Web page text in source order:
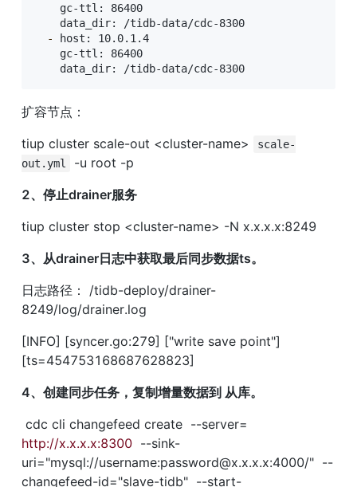
    gc-ttl: 86400
    data_dir: /tidb-data/cdc-8300
-
host: 10.0.1.4
    gc-ttl: 86400
    data_dir: /tidb-data/cdc-8300
扩容节点：
tiup cluster scale-out <cluster-name>
scale-
out.yml
-u root -p
2、停止drainer服务
tiup cluster stop <cluster-name> -N x.x.x.x:8249
3、从drainer日志中获取最后同步数据ts。
日志路径： /tidb-deploy/drainer-
8249/log/drainer.log
[INFO] [syncer.go:279] ["write save point"]
[ts=454753168687628823]
4、创建同步任务，复制增量数据到 从库。
cdc cli changefeed create  --server=
http://x.x.x.x:8300
  --sink-
uri="mysql://username:password@x.x.x.x:4000/"  --
changefeed-id="slave-tidb"  --start-